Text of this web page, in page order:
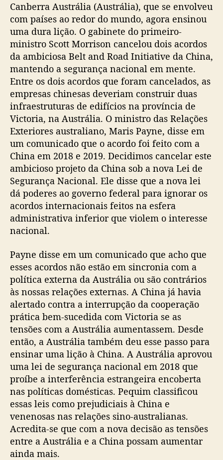
Canberra Austrália (Austrália), que se envolveu
com países ao redor do mundo, agora ensinou
uma dura lição. O gabinete do primeiro-
ministro Scott Morrison cancelou dois acordos
da ambiciosa Belt and Road Initiative da China,
mantendo a segurança nacional em mente.
Entre os dois acordos que foram cancelados, as
empresas chinesas deveriam construir duas
infraestruturas de edifícios na província de
Victoria, na Austrália. O ministro das Relações
Exteriores australiano, Maris Payne, disse em
um comunicado que o acordo foi feito com a
China em 2018 e 2019. Decidimos cancelar este
ambicioso projeto da China sob a nova Lei de
Segurança Nacional. Ele disse que a nova lei
dá poderes ao governo federal para ignorar os
acordos internacionais feitos na esfera
administrativa inferior que violem o interesse
nacional.
Payne disse em um comunicado que acho que
esses acordos não estão em sincronia com a
política externa da Austrália ou são contrários
às nossas relações externas. A China já havia
alertado contra a interrupção da cooperação
prática bem-sucedida com Victoria se as
tensões com a Austrália aumentassem. Desde
então, a Austrália também deu esse passo para
ensinar uma lição à China. A Austrália aprovou
uma lei de segurança nacional em 2018 que
proíbe a interferência estrangeira encoberta
nas políticas domésticas. Pequim classificou
essas leis como prejudiciais à China e
venenosas nas relações sino-australianas.
Acredita-se que com a nova decisão as tensões
entre a Austrália e a China possam aumentar
ainda mais.